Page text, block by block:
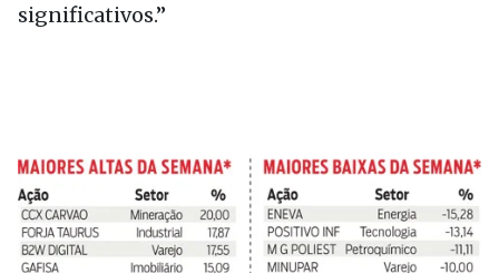
significativos.”